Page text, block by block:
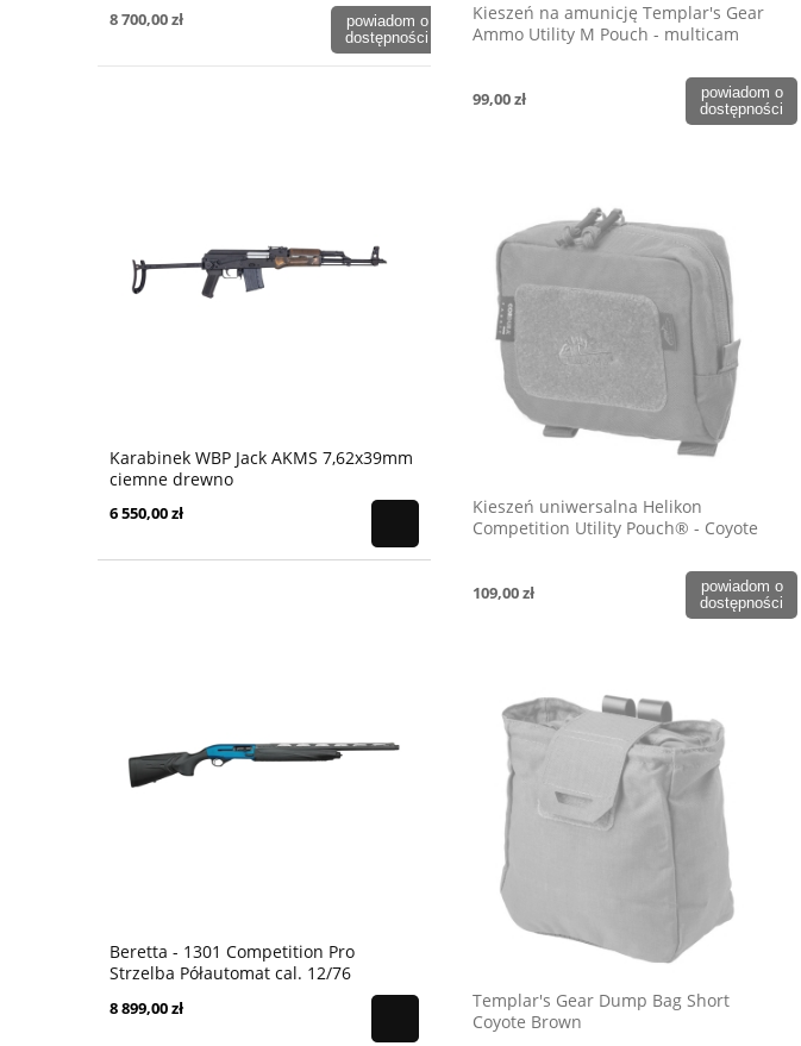
8 700,00 zł
powiadom o
dostępności
Karabinek WBP Jack AKMS 7,62x39mm
ciemne drewno
6 550,00 zł
Beretta - 1301 Competition Pro
Strzelba Półautomat cal. 12/76
8 899,00 zł
Kieszeń na amunicję Templar's Gear
Ammo Utility M Pouch - multicam
99,00 zł
powiadom o
dostępności
Kieszeń uniwersalna Helikon
Competition Utility Pouch® - Coyote
109,00 zł
powiadom o
dostępności
Templar's Gear Dump Bag Short
Coyote Brown